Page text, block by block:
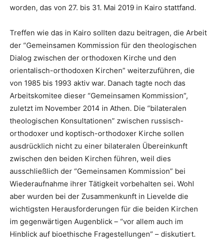
worden, das von 27. bis 31. Mai 2019 in Kairo stattfand.
Treffen wie das in Kairo sollten dazu beitragen, die Arbeit
der “Gemeinsamen Kommission für den theologischen
Dialog zwischen der orthodoxen Kirche und den
orientalisch-orthodoxen Kirchen” weiterzuführen, die
von 1985 bis 1993 aktiv war. Danach tagte noch das
Arbeitskomitee dieser “Gemeinsamen Kommission”,
zuletzt im November 2014 in Athen. Die “bilateralen
theologischen Konsultationen” zwischen russisch-
orthodoxer und koptisch-orthodoxer Kirche sollen
ausdrücklich nicht zu einer bilateralen Übereinkunft
zwischen den beiden Kirchen führen, weil dies
ausschließlich der “Gemeinsamen Kommission” bei
Wiederaufnahme ihrer Tätigkeit vorbehalten sei. Wohl
aber wurden bei der Zusammenkunft in Lievelde die
wichtigsten Herausforderungen für die beiden Kirchen
im gegenwärtigen Augenblick – “vor allem auch im
Hinblick auf bioethische Fragestellungen” – diskutiert.